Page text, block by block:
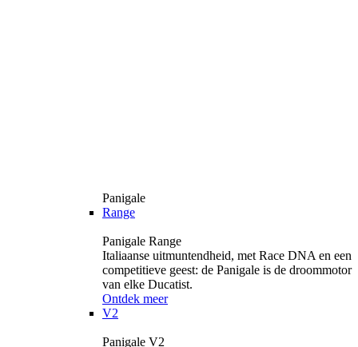
Panigale
Range
Panigale Range
Italiaanse uitmuntendheid, met Race DNA en een
competitieve geest: de Panigale is de droommotor
van elke Ducatist.
Ontdek meer
V2
Panigale V2